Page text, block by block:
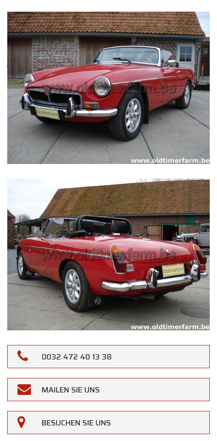
0032 472 40 13 38
MAILEN SIE UNS
BESUCHEN SIE UNS ×
Oldtimerfarm